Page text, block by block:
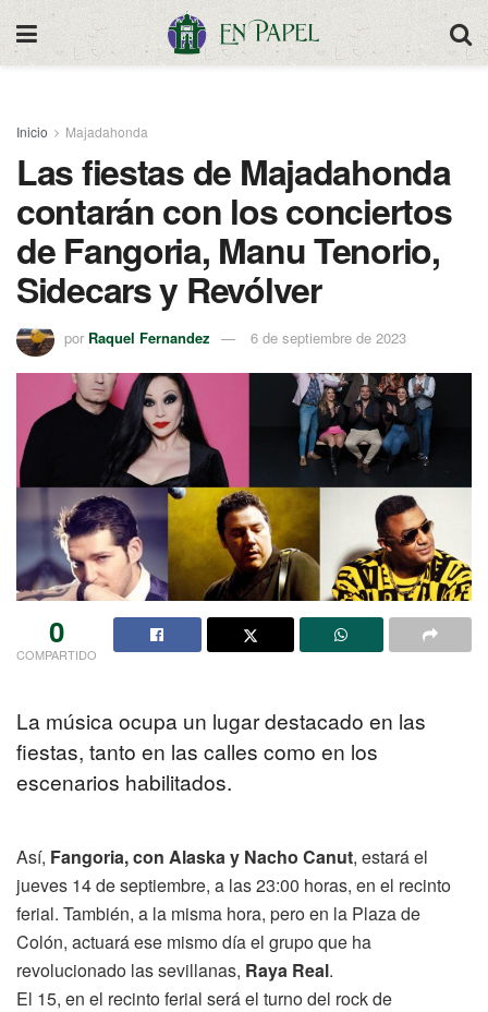
Inicio Majadahonda
Las fiestas de Majadahonda
contarán con los conciertos
de Fangoria, Manu Tenorio,
Sidecars y Revólver
por Raquel Fernandez 6 de septiembre de 2023
0
COMPARTIDO
La música ocupa un lugar destacado en las
fiestas, tanto en las calles como en los
escenarios habilitados.
Así, Fangoria, con Alaska y Nacho Canut, estará el
jueves 14 de septiembre, a las 23:00 horas, en el recinto
ferial. También, a la misma hora, pero en la Plaza de
Colón, actuará ese mismo día el grupo que ha
revolucionado las sevillanas, Raya Real.
El 15, en el recinto ferial será el turno del rock de